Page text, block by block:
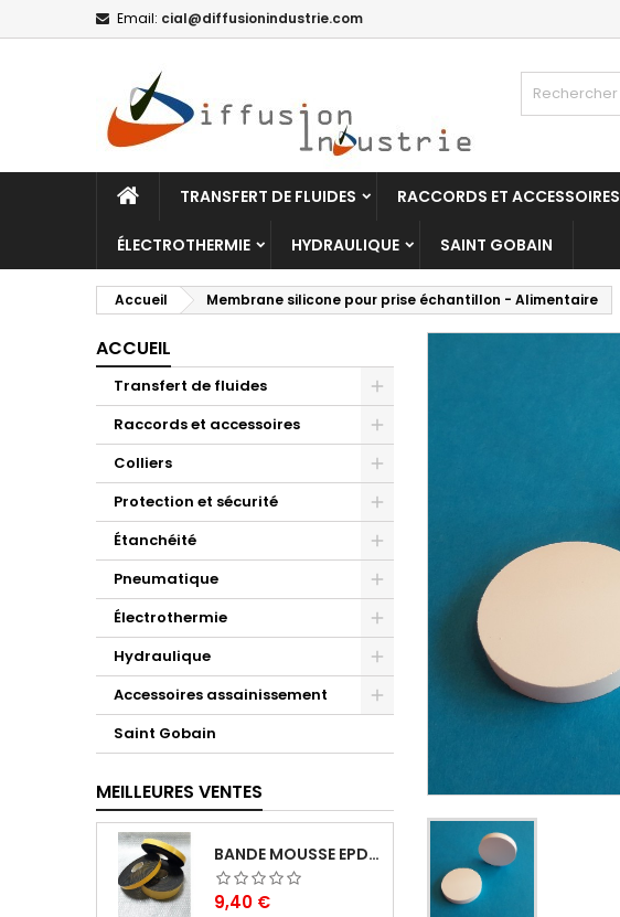
Email: cial@diffusionindustrie.com
TRANSFERT DE FLUIDES RACCORDS ET ACCESSOIRES
ÉLECTROTHERMIE HYDRAULIQUE SAINT GOBAIN
Accueil Membrane silicone pour prise échantillon - Alimentaire
ACCUEIL
Transfert de fluides
Raccords et accessoires
Colliers
Protection et sécurité
Étanchéité
Pneumatique
Électrothermie
Hydraulique
Accessoires assainissement
Saint Gobain
MEILLEURES VENTES
BANDE MOUSSE EPDM CELLULAIRE 1 FACE ADHÉSIVE - ROULEAU DE 10ML
Prix
9,40 €